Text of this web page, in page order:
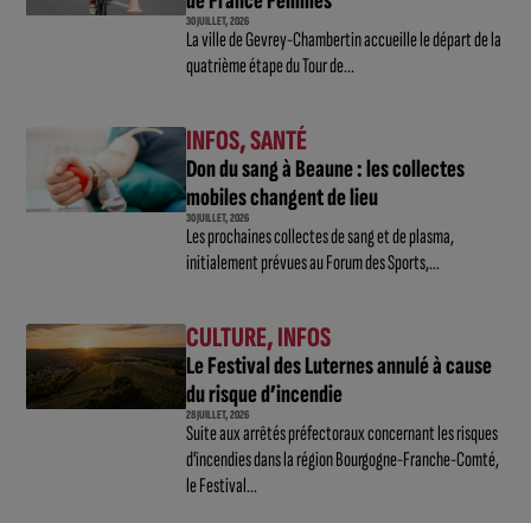
30 JUILLET, 2026
La ville de Gevrey-Chambertin accueille le départ de la
quatrième étape du Tour de...
INFOS,SANTÉ
Don du sang à Beaune : les collectes
mobiles changent de lieu
30 JUILLET, 2026
Les prochaines collectes de sang et de plasma,
initialement prévues au Forum des Sports,...
CULTURE,INFOS
Le Festival des Luternes annulé à cause
du risque d’incendie
28 JUILLET, 2026
Suite aux arrêtés préfectoraux concernant les risques
d'incendies dans la région Bourgogne-Franche-Comté,
le Festival...